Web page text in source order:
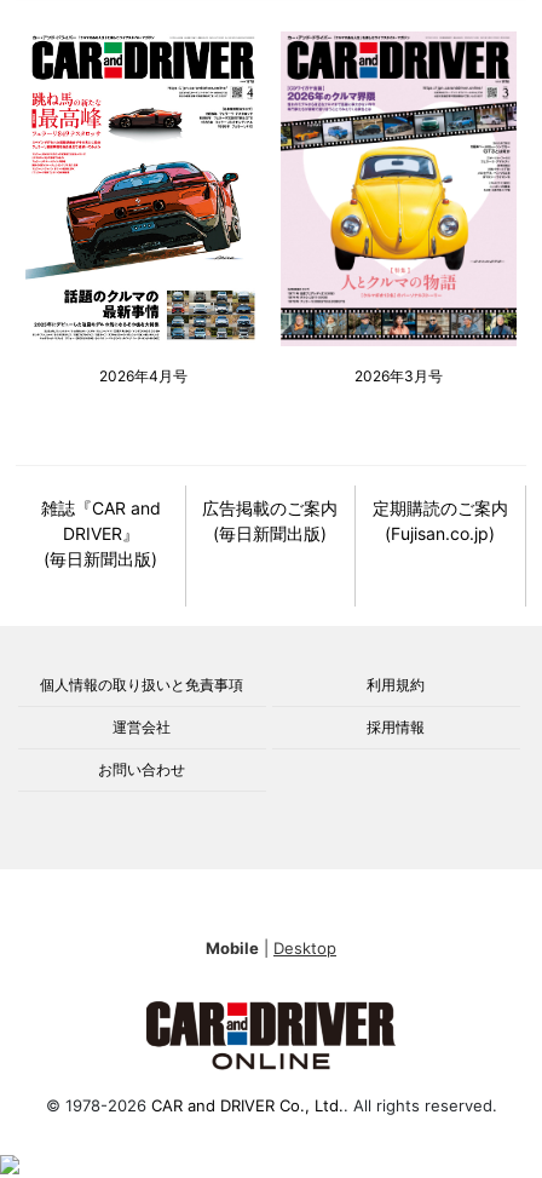
2026年4月号 2026年3月号
雑誌『CAR and
DRIVER』
(毎日新聞出版)
広告掲載のご案内
(毎日新聞出版)
定期購読のご案内
(Fujisan.co.jp)
個人情報の取り扱いと免責事項 利用規約
運営会社 採用情報
お問い合わせ
Mobile Desktop
© 1978-2026 CAR and DRIVER Co., Ltd.. All rights reserved.